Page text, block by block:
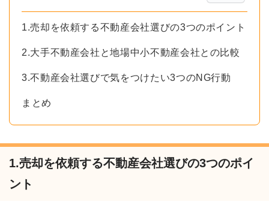
1.売却を依頼する不動産会社選びの3つのポイント
2.大手不動産会社と地場中小不動産会社との比較
3.不動産会社選びで気をつけたい3つのNG行動
まとめ
1.売却を依頼する不動産会社選びの3つのポイ
ント